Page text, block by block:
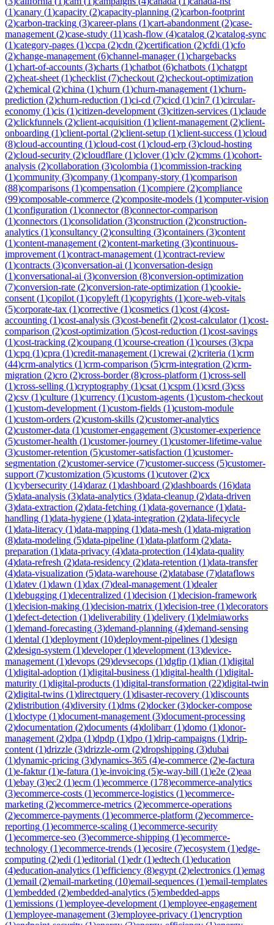
(1)canary (1)capacity (2)capacity-planning (2)carbon-footprint
(2)carbon-tracking (3)career-plans (1)cart-abandonment (2)case-
management (2)case-study (11)cash-flow (4)catalog (2)catalog-sync
(1)category-pages (1)ccpa (2)cdn (2)certification (2)cfdi (1)cfo
(2)change-management (6)channel-manager(1)chargebacks
(1)chart-of-accounts (3)charts (1)chatbot (6)chatbots (1)chatgpt
(2)cheat-sheet (1)checklist (7)checkout (2)checkout-optimization
(2)chemical (2)china (1)churn (1)churn-management (1)churn-
prediction (2)churn-reduction (1)ci-cd (7)cicd (1)cin7 (1)circular-
economy (1)cis (1)citizen-development (3)citizen-services (1)claude
(2)clickfunnels (2)client-acquisition (1)client-management (2)client-
onboarding (1)client-portal (2)client-setup (1)client-success (1)cloud
(8)cloud-accounting (1)cloud-cost (1)cloud-erp (3)cloud-hosting
(2)cloud-security (2)cloudflare (1)clover(1)clv (2)cmms (1)cohort-
analysis (2)collaboration (3)colombia (1)commission-tracking
(1)community (3)company (1)company-story (1)comparison
(88)comparisons (1)compensation (1)compiere (2)compliance
(99)composable-commerce (2)composite-models (1)computer-vision
(1)configuration (1)connector(8)connector-comparison
(1)connectors (1)consolidation (3)construction (2)construction-
analytics (1)consultancy (2)consulting (3)containers (3)content
(1)content-management (2)content-marketing (3)continuous-
improvement (1)contract-management (1)contract-review
(1)contracts (3)conversation-ai (1)conversation-design
(1)conversational-ai (3)conversion (8)conversion-optimization
(7)conversion-rate (2)conversion-rate-optimization (1)cookie-
consent (1)copilot (1)copyleft (1)copyrights (1)core-web-vitals
(5)corporate-tax (1)corrective (1)cosmetics (1)cost (4)cost-
accounting (1)cost-analysis (3)cost-benefit (2)cost-calculator(1)cost-
comparison (2)cost-optimization (5)cost-reduction (1)cost-savings
(1)cost-tracking (2)coupang (1)course-creation (1)courses (3)cpa
(1)cpq (1)cpra (1)credit-management (1)crewai (2)criteria (1)crm
(44)crm-analytics (1)crm-comparison (5)crm-integration (2)crm-
migration (2)cro (2)cross-border(8)cross-platform (1)cross-sell
(1)cross-selling (1)cryptography (1)csat (1)cspm (1)csrd (3)css
(2)csv (1)culture (1)currency (1)custom-agents (1)custom-checkout
(1)custom-development (1)custom-fields (1)custom-module
(1)custom-orders (2)custom-skills (2)customer-analytics
(2)customer-data (1)customer-engagement (3)customer-experience
(5)customer-health (1)customer-journey (1)customer-lifetime-value
(3)customer-retention (5)customer-satisfaction (1)customer-
segmentation (2)customer-service (7)customer-success (5)customer-
support (7)customization (5)customs (1)cutover(2)cx
(1)cybersecurity (14)daraz (1)dashboard (2)dashboards (16)data
(5)data-analysis (3)data-analytics (3)data-cleanup (2)data-driven
(3)data-extraction (2)data-fetching (1)data-governance (1)data-
handling (1)data-hygiene (1)data-integration (2)data-lifecycle
(1)data-literacy (1)data-mapping (1)data-mesh (1)data-migration
(8)data-modeling (5)data-pipeline (1)data-platform (2)data-
preparation (1)data-privacy (4)data-protection (14)data-quality
(4)data-refresh (2)data-residency (2)data-retention (1)data-transfer
(4)data-visualization (5)data-warehouse (2)database (7)dataflows
(1)datev (1)dawn (1)dax (7)deal-management (1)dealer
(1)debugging (1)decentralized (1)decision (1)decision-framework
(1)decision-making (1)decision-matrix (1)decision-tree (1)decorators
(1)defect-detection (1)deliverability (1)delivery (1)delmiaworks
(1)demand-forecasting (3)demand-planning (4)demand-sensing
(1)dental (1)deployment (10)deployment-pipelines (1)design
(2)design-system (1)developer(1)development (13)device-
management (1)devops (29)devsecops (1)dgfip (1)dian (1)digital
(1)digital-adoption (1)digital-business (1)digital-health (1)digital-
maturity (1)digital-products (1)digital-transformation (22)digital-twin
(2)digital-twins (1)directquery (1)disaster-recovery (1)discounts
(2)distribution (4)diversity (1)dms (2)docker(3)docker-compose
(1)doctype (1)document-management (3)document-processing
(2)documentation (2)documents (4)dolibarr(1)domo (1)donor-
management (2)dpa (1)dpdp (1)dpo (1)drip-campaigns (1)drip-
content (1)drizzle (3)drizzle-orm (2)dropshipping (3)dubai
(1)dynamic-pricing (3)dynamics-365 (4)e-commerce (2)e-factura
(1)e-faktur(1)e-fatura (1)e-invoicing (5)e-way-bill (1)e2e (2)eaa
(1)ebay (3)ec2 (1)ecm (1)ecommerce (178)ecommerce-analytics
(3)ecommerce-costs (1)ecommerce-logistics (1)ecommerce-
marketing (2)ecommerce-metrics (2)ecommerce-operations
(2)ecommerce-payments (1)ecommerce-platform (2)ecommerce-
reporting (1)ecommerce-scaling (1)ecommerce-security
(1)ecommerce-seo (3)ecommerce-shipping (1)ecommerce-
technology (1)ecommerce-trends (1)ecosire (7)ecosystem (1)edge-
computing (2)edi (1)editorial (1)edr(1)edtech (1)education
(4)education-analytics (1)efficiency (8)egypt (2)electronics (1)emag
(1)email (2)email-marketing (10)email-sequences (1)email-templates
(1)embedded (2)embedded-analytics (5)embedded-apps
(1)emissions (1)employee-development (1)employee-engagement
(1)employee-management (3)employee-privacy (1)encryption